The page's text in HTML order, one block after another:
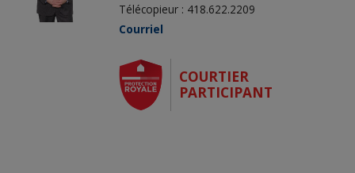
Télécopieur : 418.622.2209
Courriel
COURTIER
PARTICIPANT